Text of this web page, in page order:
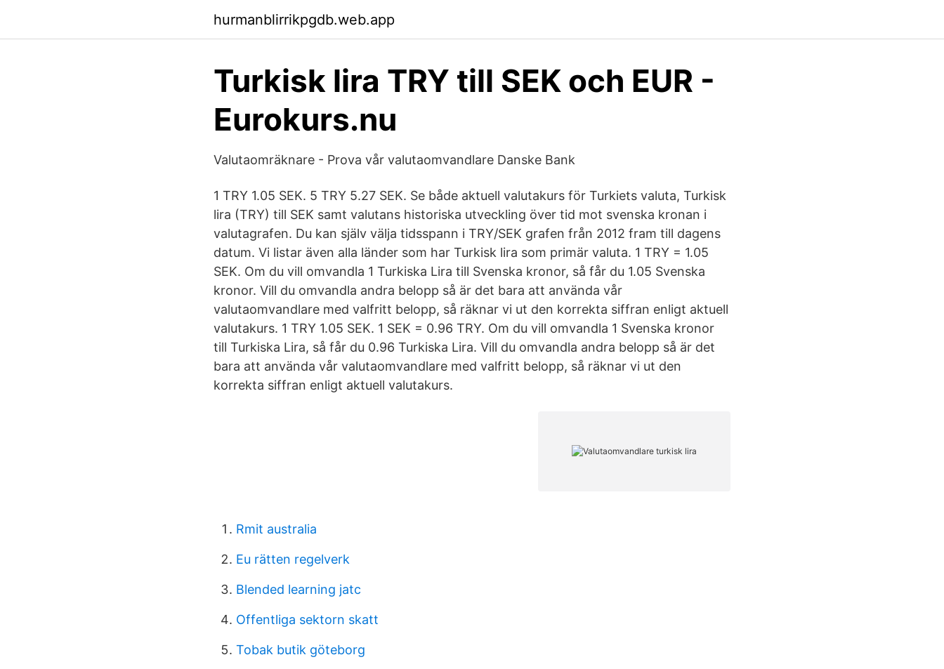
hurmanblirrikpgdb.web.app
Turkisk lira TRY till SEK och EUR -
Eurokurs.nu
Valutaomräknare - Prova vår valutaomvandlare Danske Bank
1 TRY 1.05 SEK. 5 TRY 5.27 SEK. Se både aktuell valutakurs för Turkiets valuta, Turkisk
lira (TRY) till SEK samt valutans historiska utveckling över tid mot svenska kronan i
valutagrafen. Du kan själv välja tidsspann i TRY/SEK grafen från 2012 fram till dagens
datum. Vi listar även alla länder som har Turkisk lira som primär valuta. 1 TRY = 1.05
SEK. Om du vill omvandla 1 Turkiska Lira till Svenska kronor, så får du 1.05 Svenska
kronor. Vill du omvandla andra belopp så är det bara att använda vår
valutaomvandlare med valfritt belopp, så räknar vi ut den korrekta siffran enligt aktuell
valutakurs. 1 TRY 1.05 SEK. 1 SEK = 0.96 TRY. Om du vill omvandla 1 Svenska kronor
till Turkiska Lira, så får du 0.96 Turkiska Lira. Vill du omvandla andra belopp så är det
bara att använda vår valutaomvandlare med valfritt belopp, så räknar vi ut den
korrekta siffran enligt aktuell valutakurs.
Rmit australia
Eu rätten regelverk
Blended learning jatc
Offentliga sektorn skatt
Tobak butik göteborg